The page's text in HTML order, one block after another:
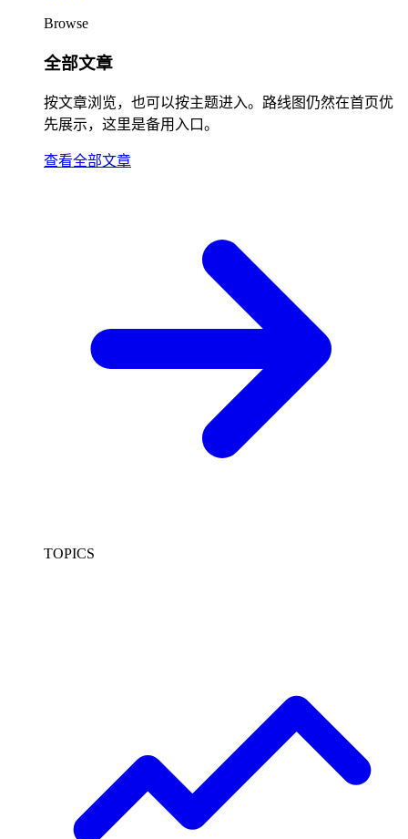
Browse
全部文章
按文章浏览，也可以按主题进入。路线图仍然在首页优
先展示，这里是备用入口。
查看全部文章
TOPICS